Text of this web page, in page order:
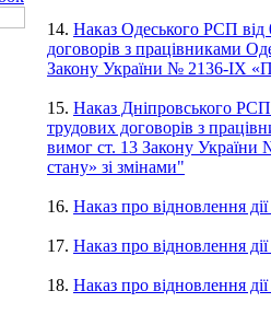
14. Наказ Одеського РСП
договорів з працівниками
Закону України № 2136-IX
15. Наказ Дніпровського
трудових договорів з
вимог ст. 13 Закону України
стану» зі змінами"
16. Наказ про відновлення
17. Наказ про відновлення
18. Наказ про відновлення